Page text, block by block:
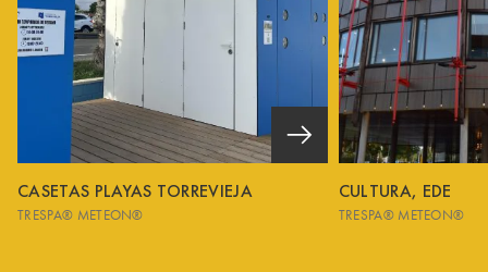
CASETAS PLAYAS TORREVIEJA
TRESPA® METEON®
CULTURA, EDE
TRESPA® METEON®